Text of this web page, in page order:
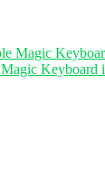
Magic Keyboard